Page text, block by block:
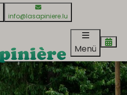
info@lasapiniere.lu
Menü